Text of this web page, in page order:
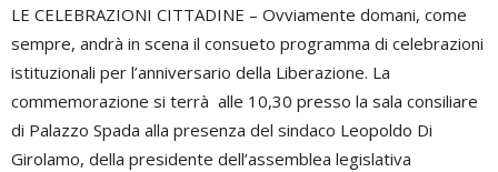
LE CELEBRAZIONI CITTADINE – Ovviamente domani, come
sempre, andrà in scena il consueto programma di celebrazioni
istituzionali per l’anniversario della Liberazione. La
commemorazione si terrà alle 10,30 presso la sala consiliare
di Palazzo Spada alla presenza del sindaco Leopoldo Di
Girolamo, della presidente dell’assemblea legislativa